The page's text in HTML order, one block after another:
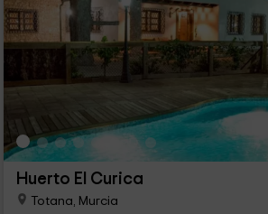
Huerto El Curica
Totana, Murcia